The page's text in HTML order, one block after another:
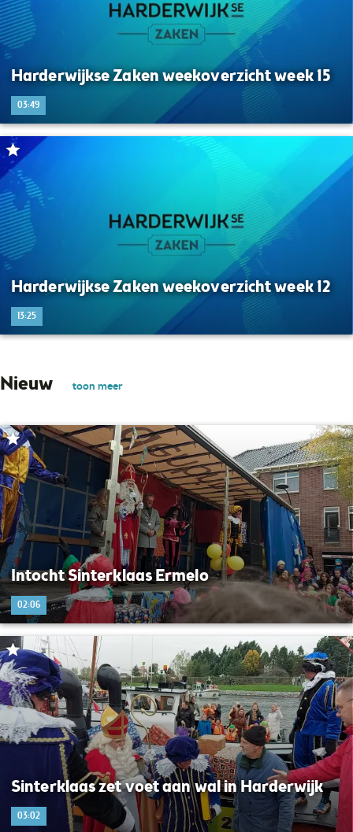
Harderwijkse Zaken weekoverzicht week 15
03:49
Harderwijkse Zaken weekoverzicht week 12
13:25
Nieuw toon meer
Intocht Sinterklaas Ermelo
02:06
Sinterklaas zet voet aan wal in Harderwijk
03:02